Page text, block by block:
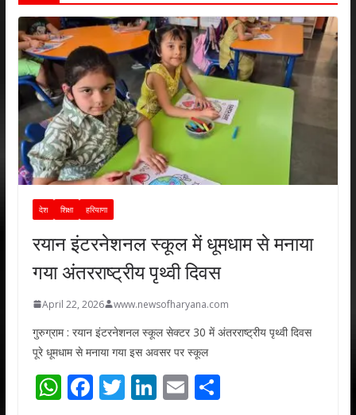
देश शिक्षा हरियाणा
रयान इंटरनेशनल स्कूल में धूमधाम से मनाया
गया अंतरराष्ट्रीय पृथ्वी दिवस
April 22, 2026 www.newsofharyana.com
गुरुग्राम : रयान इंटरनेशनल स्कूल सेक्टर 30 में अंतरराष्ट्रीय पृथ्वी दिवस
पूरे धूमधाम से मनाया गया इस अवसर पर स्कूल
W F T Li E S